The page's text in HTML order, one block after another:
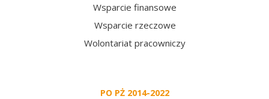
Wsparcie finansowe
Wsparcie rzeczowe
Wolontariat pracowniczy
PO PŻ 2014-2022